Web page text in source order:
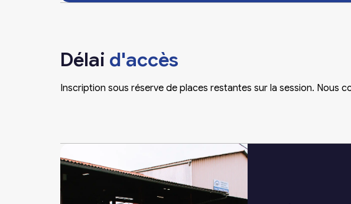
Délai d'accès
Inscription sous réserve de places restantes sur la session. Nous